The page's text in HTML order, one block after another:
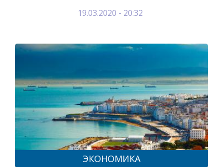
19.03.2020 - 20:32
ЭКОНОМИКА